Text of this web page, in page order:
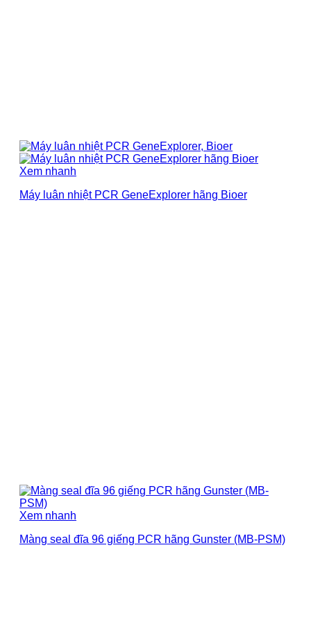
Xem nhanh
Máy luân nhiệt PCR GeneExplorer hãng Bioer
Xem nhanh
Màng seal đĩa 96 giếng PCR hãng Gunster (MB-PSM)